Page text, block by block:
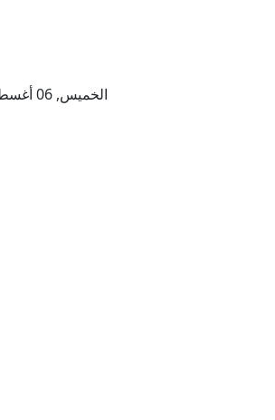
الخميس, 06 أغسطس 2026 – 23 صفر 1448 هـ